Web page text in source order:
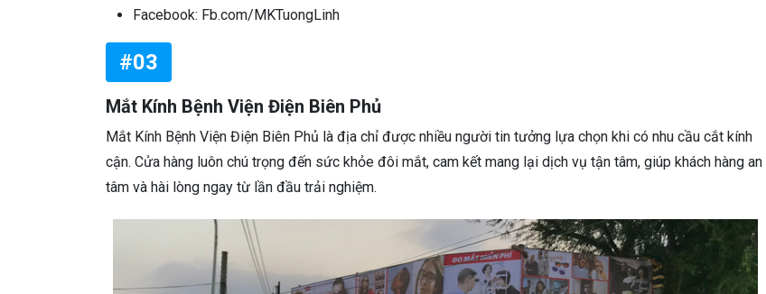
Facebook: Fb.com/MKTuongLinh
#03
Mắt Kính Bệnh Viện Điện Biên Phủ
Mắt Kính Bệnh Viện Điện Biên Phủ là địa chỉ được nhiều người tin tưởng lựa chọn khi có nhu cầu cắt kính
cận. Cửa hàng luôn chú trọng đến sức khỏe đôi mắt, cam kết mang lại dịch vụ tận tâm, giúp khách hàng an
tâm và hài lòng ngay từ lần đầu trải nghiệm.